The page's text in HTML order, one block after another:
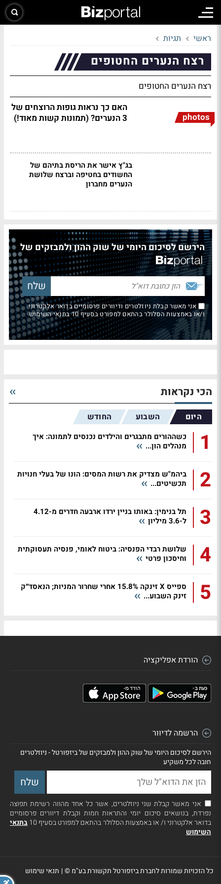
ראשי תגיות
רצח הנערים החטופים
רצח הנערים החטופים
photos
האם כך נראות גופות הרוצחים של
3 הנערים? (תמונות קשות מאוד!)
בג"ץ אישר את הריסת בתיהם של
החשודים בחטיפה וברצח שלושת
הנערים מחברון
הירשם לסיכום היומי של שוק ההון ולמבזקים של
אני מאשר קבלת ניוזלטרים ודיוורים פרסומיים בדואר אלקטרוני
ו/או באמצעות הסלולר בהתאם למפורט בסעיף 10 בתנאי השימוש
הכי נקראות
היום השבוע החודש
1
כשההורים מתבגרים והילדים נכנסים לתמונה: איך
מנהלים הון...
2
ביהמ"ש מצדיק את רשות המסים: הונו של בעלי חנויות
תכשיטים...
3
תל בנימין: באותו בניין ירדו ארבעה חדרים מ-4.12
ל-3.6 מיליון
4
שלושת רבדי הפנסיה: ביטוח לאומי, פנסיה תעסוקתית
וחיסכון פרטי
5
ספייס X זינקה 15.8% אחרי שחרור המניות; הנאסד״ק
זינק השבוע...
הורדת אפליקציה
הרשמה לדיוור
הירשם לסיכום היומי של שוק ההון ולמבזקים של ביזפורטל - ניוזלטרים
חובה לכל משקיע
אני מאשר קבלת שני ניוזלטרים, אשר כל אחד מהווה רשימת תפוצה
נפרדת, בנושאים סיכום יומי והתראות חמות וקבלת דיוורים פרסומיים
בדואר אלקטרוני ו/ או באמצעות הסלולר בהתאם למפורט בסעיף 10
בתנאי
השימוש
כל הזכויות שמורות לחברת ביזפורטל תקשורת בע"מ ©| תנאי שימוש